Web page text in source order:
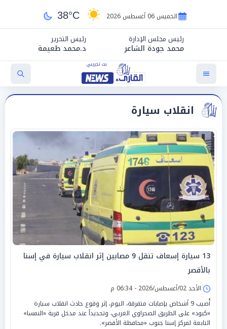
الخميس 06 أغسطس 2026 38°C
رئيس مجلس الإدارة
محمد جودة الشاعر
رئيس التحرير
د.محمد طعيمة
انقلاب سيارة
13 سيارة إسعاف تنقل 9 مصابين إثر انقلاب سيارة في إسنا
بالأقصر
الأحد 02/أغسطس/2026 - 06:34 م
أُصيب 9 أشخاص بإصابات متفرقة، اليوم، إثر وقوع حادث انقلاب سيارة
«كبود» على الطريق الصحراوي الغربي، وتحديداً عند مدخل قرية «النمسا»
التابعة لمركز إسنا جنوب «محافظة الأقصر».